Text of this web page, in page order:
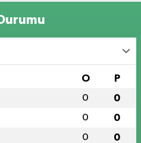
O P
0 0
0 0
0 0